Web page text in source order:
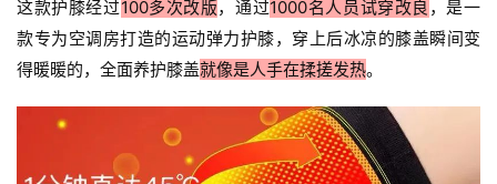
这款护膝经过100多次改版，通过1000名人员试穿改良 ，是一
款专为空调房打造的运动弹力护膝，穿上后冰凉的膝盖瞬间变
得暖暖的，全面养护膝盖就像是人手在揉搓发热。